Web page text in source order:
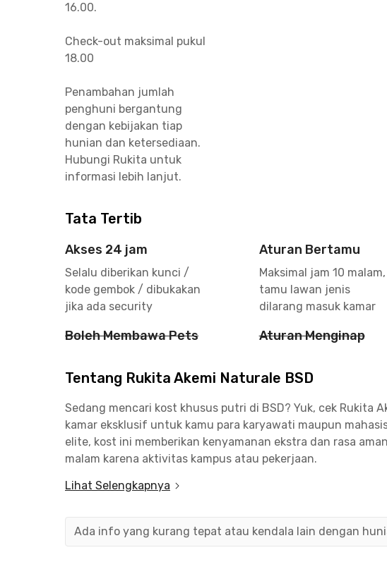
16.00.
Check-out maksimal pukul
18.00
Penambahan jumlah
penghuni bergantung
dengan kebijakan tiap
hunian dan ketersediaan.
Hubungi Rukita untuk
informasi lebih lanjut.
Tata Tertib
Akses 24 jam
Selalu diberikan kunci /
kode gembok / dibukakan
jika ada security
Aturan Bertamu
Maksimal jam 10 malam,
tamu lawan jenis
dilarang masuk kamar
Boleh Membawa Pets Aturan Menginap
Tentang Rukita Akemi Naturale BSD
Sedang mencari kost khusus putri di BSD? Yuk, cek Rukita
kamar eksklusif untuk kamu para karyawati maupun
elite, kost ini memberikan kenyamanan ekstra dan rasa
malam karena aktivitas kampus atau pekerjaan.
Lokasinya dekat ke kawasan perkantoran dan kampus
📍 10 menit ke Unika Atma Jaya Kampus 3 BSD
📍 3 menit ke Wisma BCA Foresta
Lihat Selengkapnya
Ada info yang kurang tepat atau kendala lain dengan